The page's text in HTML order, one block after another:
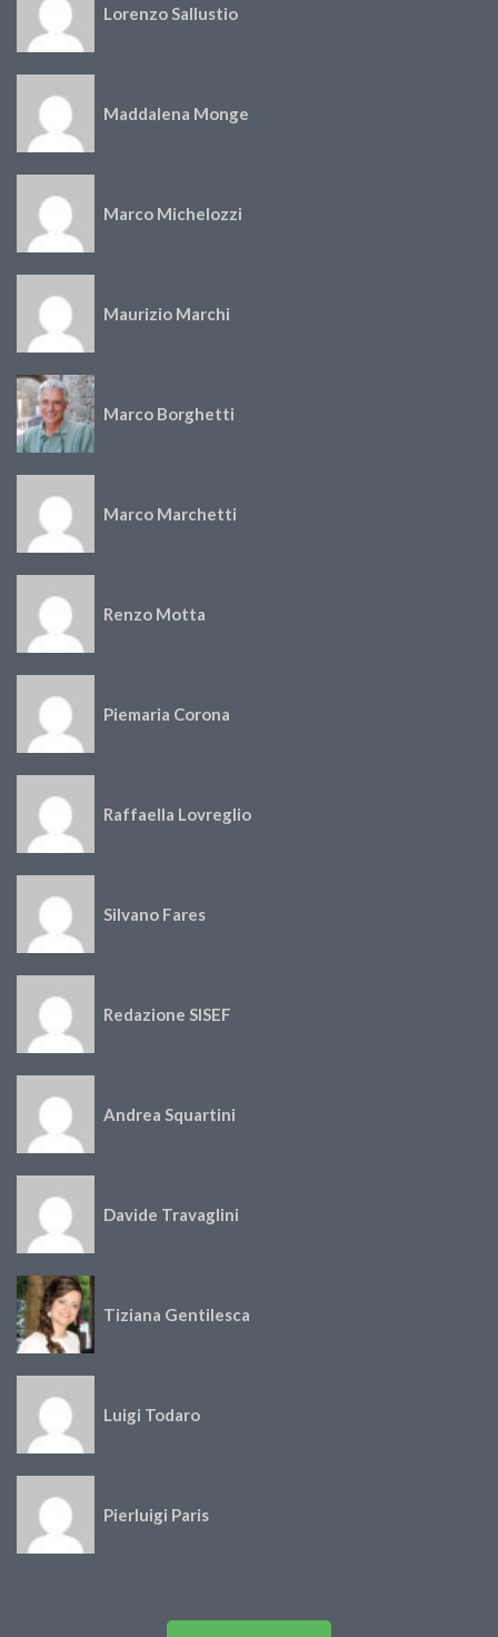
Lorenzo Sallustio
Maddalena Monge
Marco Michelozzi
Maurizio Marchi
Marco Borghetti
Marco Marchetti
Renzo Motta
Piemaria Corona
Raffaella Lovreglio
Silvano Fares
Redazione SISEF
Andrea Squartini
Davide Travaglini
Tiziana Gentilesca
Luigi Todaro
Pierluigi Paris